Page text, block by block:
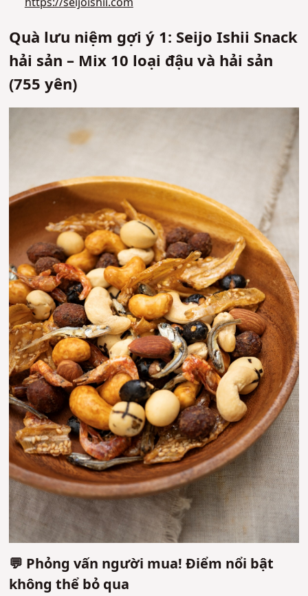
Quà lưu niệm gợi ý 1: Seijo Ishii Snack
hải sản – Mix 10 loại đậu và hải sản
(755 yên)
💬 Phỏng vấn người mua! Điểm nổi bật
không thể bỏ qua